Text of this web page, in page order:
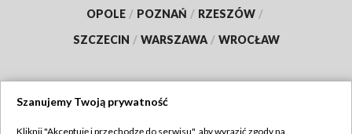
OPOLE / POZNAŃ / RZESZÓW /
SZCZECIN / WARSZAWA / WROCŁAW
Szanujemy Twoją prywatność
Kliknij "Akceptuję i przechodzę do serwisu", aby wyrazić zgody na